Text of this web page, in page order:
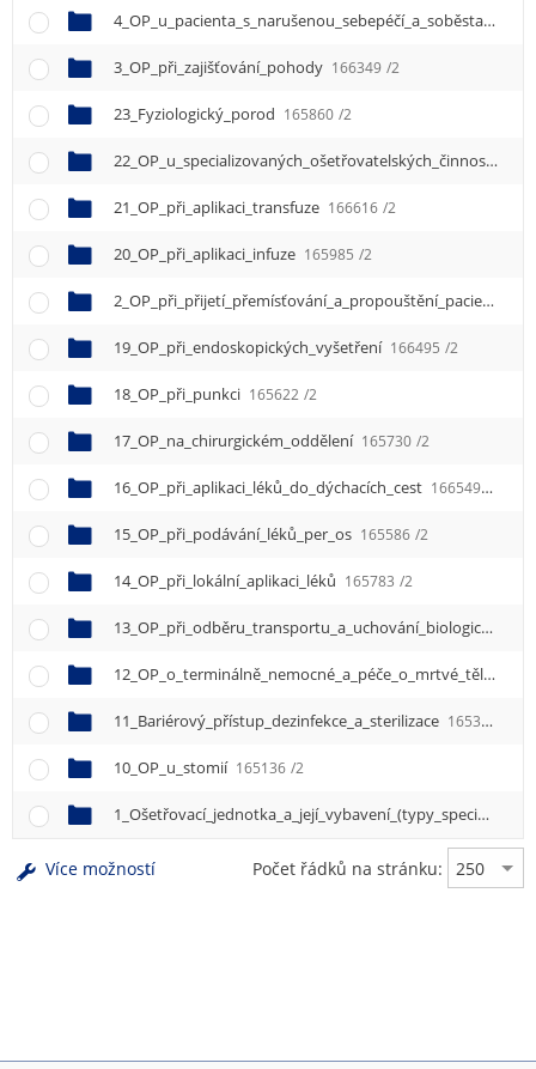
4_OP_u_pacienta_s_narušenou_sebepéčí_a_soběstačností
3_OP_při_zajišťování_pohody 166349 /2
23_Fyziologický_porod 165860 /2
22_OP_u_specializovaných_ošetřovatelských_činností
21_OP_při_aplikaci_transfuze 166616 /2
20_OP_při_aplikaci_infuze 165985 /2
2_OP_při_přijetí_přemísťování_a_propouštění_pacienta
19_OP_při_endoskopických_vyšetření 166495 /2
18_OP_při_punkci 165622 /2
17_OP_na_chirurgickém_oddělení 165730 /2
16_OP_při_aplikaci_léků_do_dýchacích_cest 166549 /2
15_OP_při_podávání_léků_per_os 165586 /2
14_OP_při_lokální_aplikaci_léků 165783 /2
13_OP_při_odběru_transportu_a_uchování_biologického_materiálu_k_vyšetření
12_OP_o_terminálně_nemocné_a_péče_o_mrtvé_tělo
11_Bariérový_přístup_dezinfekce_a_sterilizace 165331
10_OP_u_stomií 165136 /2
1_Ošetřovací_jednotka_a_její_vybavení_(typy_specifika)
Více možností Počet řádků na stránku: